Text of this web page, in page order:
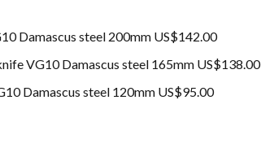
Damascus steel 200mm US$142.00
VG10 Damascus steel 165mm US$138.00
Damascus steel 120mm US$95.00